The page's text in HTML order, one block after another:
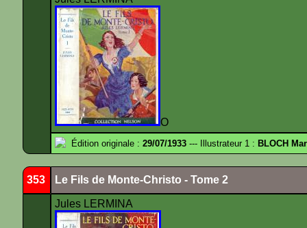
O
Édition originale : 29/07/1933 --- Illustrateur 1 : BLOCH
353 Le Fils de Monte-Christo - Tome 2
Jules LERMINA